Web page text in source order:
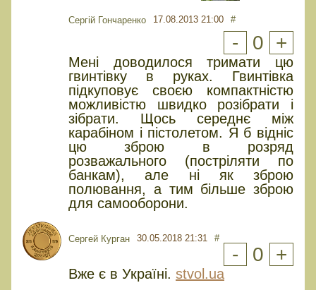
Сергій Гончаренко 17.08.2013 21:00 #
- 0 +
Мені доводилося тримати цю
гвинтівку в руках. Гвинтівка
підкуповує своєю компактністю
можливістю швидко розібрати і
зібрати. Щось середнє між
карабіном і пістолетом. Я б відніс
цю зброю в розряд
розважального (постріляти по
банкам), але ні як зброю
полювання, а тим більше зброю
для самооборони.
Сергей Курган 30.05.2018 21:31 #
- 0 +
Вже є в Україні. stvol.ua